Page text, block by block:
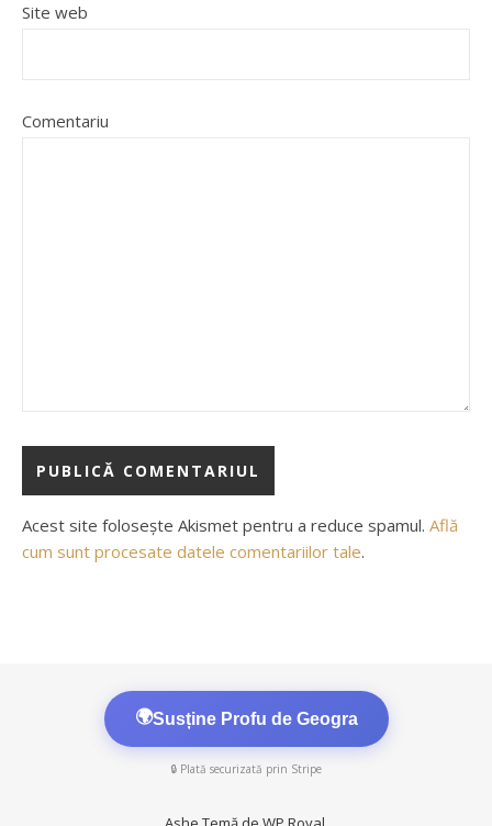
Site web
Comentariu
Acest site folosește Akismet pentru a reduce spamul. Află
cum sunt procesate datele comentariilor tale.
🌍Susține Profu de Geogra
🔒 Plată securizată prin Stripe